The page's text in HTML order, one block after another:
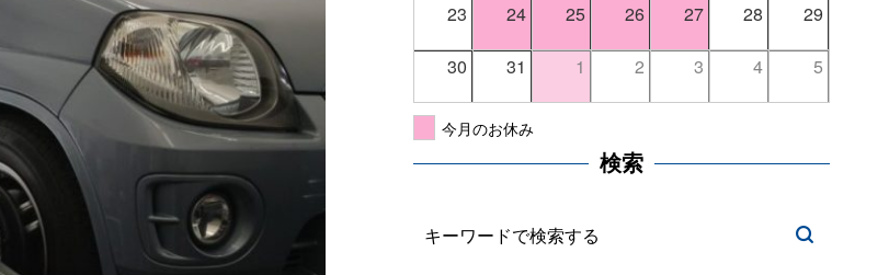
23 24 25 26 27 28 29
30 31 1 2 3 4 5
今月のお休み
検索